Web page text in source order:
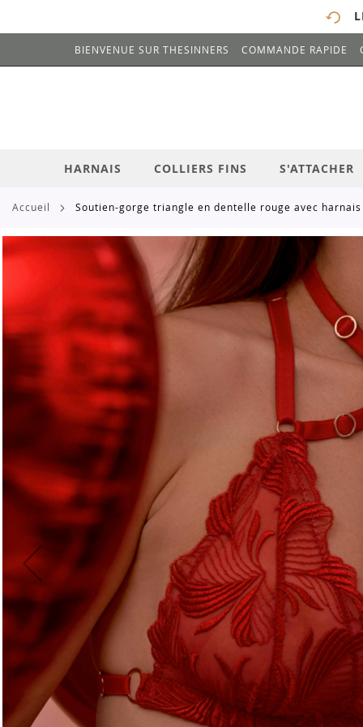
ALLEZ
BIENVENUE SUR THESINNERS COMMANDE RAPIDE
# ENTREZ AU MOINS 3 CARACTÈRES POUR
HARNAIS COLLIERS FINS S'ATTACHER
accueil soutien-gorge triangle en dentelle rouge avec
Skip
to
of
images